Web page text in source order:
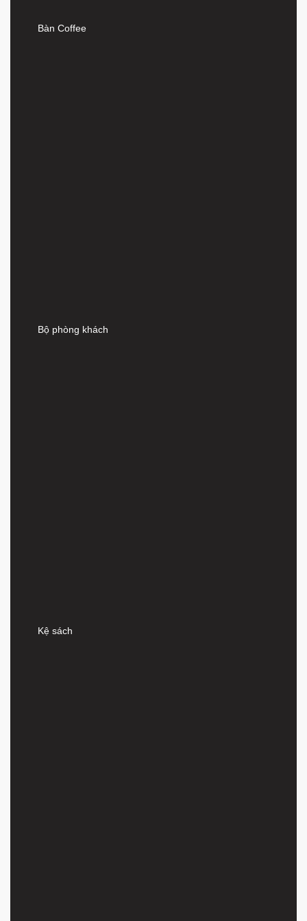
Bàn Coffee
Bộ phòng khách
Kệ sách